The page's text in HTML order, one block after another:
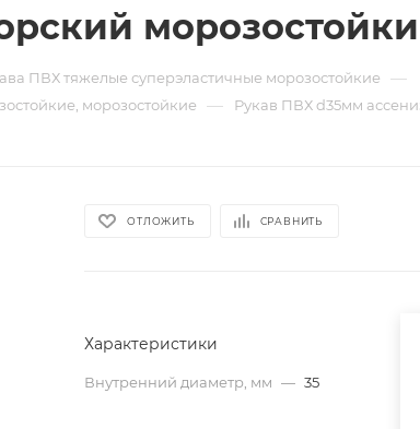
ПВХ тяжелые суперэластичные морозостойкие —
морозостойкие — Рукав ПВХ d35мм
ОТЛОЖИТЬ СРАВНИТЬ
Характеристики
Внутренний диаметр, мм — 35